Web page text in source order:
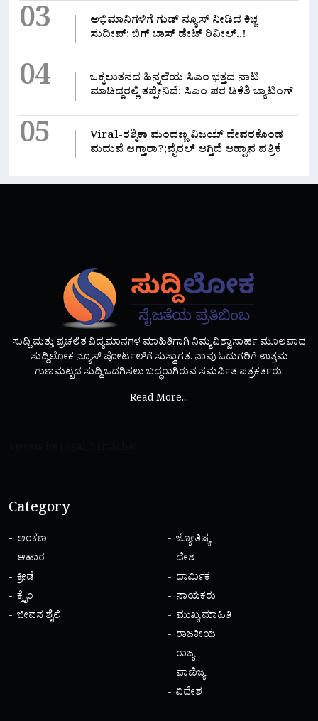
03
ಅಭಿಮಾನಿಗಳಿಗೆ ಗುಡ್ ನ್ಯೂಸ್ ನೀಡಿದ ಕಿಚ್ಚ
ಸುದೀಪ್; ಬಿಗ್ ಬಾಸ್ ಡೇಟ್ ರಿವೀಲ್..!
04
ಒಕ್ಕಲುತನದ ಹಿನ್ನಲೆಯ ಸಿಎಂ ಭತ್ತದ ನಾಟಿ
ಮಾಡಿದ್ದರಲ್ಲಿ‌ ತಪ್ಪೇನಿದೆ: ಸಿಎಂ ಪರ ಡಿಕೆಶಿ ಬ್ಯಾಟಿಂಗ್
05
Viral-ರಶ್ಮಿಕಾ ಮಂದಣ್ಣ ವಿಜಯ್ ದೇವರಕೊಂಡ
ಮದುವೆ ಆಗ್ತಾರಾ?;ವೈರಲ್ ಆಗ್ತಿದೆ ಆಹ್ವಾನ ಪತ್ರಿಕೆ
ಸುದ್ದಿ ಮತ್ತು ಪ್ರಚಲಿತ ವಿದ್ಯಮಾನಗಳ ಮಾಹಿತಿಗಾಗಿ ನಿಮ್ಮ ವಿಶ್ವಾಸಾರ್ಹ ಮೂಲವಾದ
ಸುದ್ದಿಲೋಕ ನ್ಯೂಸ್ ಪೋರ್ಟಲ್‌ಗೆ ಸುಸ್ವಾಗತ. ನಾವು ಓದುಗರಿಗೆ ಉತ್ತಮ
ಗುಣಮಟ್ಟದ ಸುದ್ದಿ ಒದಗಿಸಲು ಬದ್ಧರಾಗಿರುವ ಸಮರ್ಪಿತ ಪತ್ರಕರ್ತರು.
Read More...
Category
ಅಂಕಣ
ಆಹಾರ
ಕ್ರೀಡೆ
ಕ್ರೈಂ
ಜೀವನ ಶೈಲಿ
ಜ್ಯೋತಿಷ್ಯ
ದೇಶ
ಧಾರ್ಮಿಕ
ನಾಯಕರು
ಮುಖ್ಯ ಮಾಹಿತಿ
ರಾಜಕೀಯ
ರಾಜ್ಯ
ವಾಣಿಜ್ಯ
ವಿದೇಶ